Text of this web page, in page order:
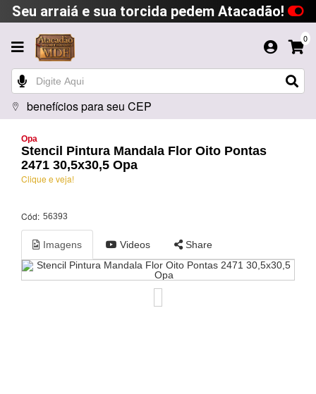
Seu arraiá e sua torcida pedem Atacadão!
0
benefícios para seu CEP
Opa
Stencil Pintura Mandala Flor Oito Pontas
2471 30,5x30,5 Opa
Clique e veja!
Cód: 56393
Imagens Videos Share